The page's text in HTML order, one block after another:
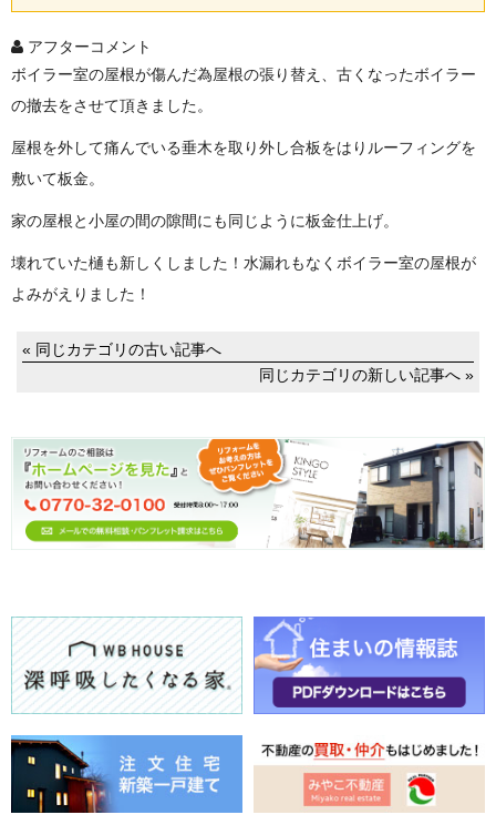
アフターコメント
ボイラー室の屋根が傷んだ為屋根の張り替え、古くなったボイラー
の撤去をさせて頂きました。
屋根を外して痛んでいる垂木を取り外し合板をはりルーフィングを
敷いて板金。
家の屋根と小屋の間の隙間にも同じように板金仕上げ。
壊れていた樋も新しくしました！水漏れもなくボイラー室の屋根が
よみがえりました！
« 同じカテゴリの古い記事へ
同じカテゴリの新しい記事へ »